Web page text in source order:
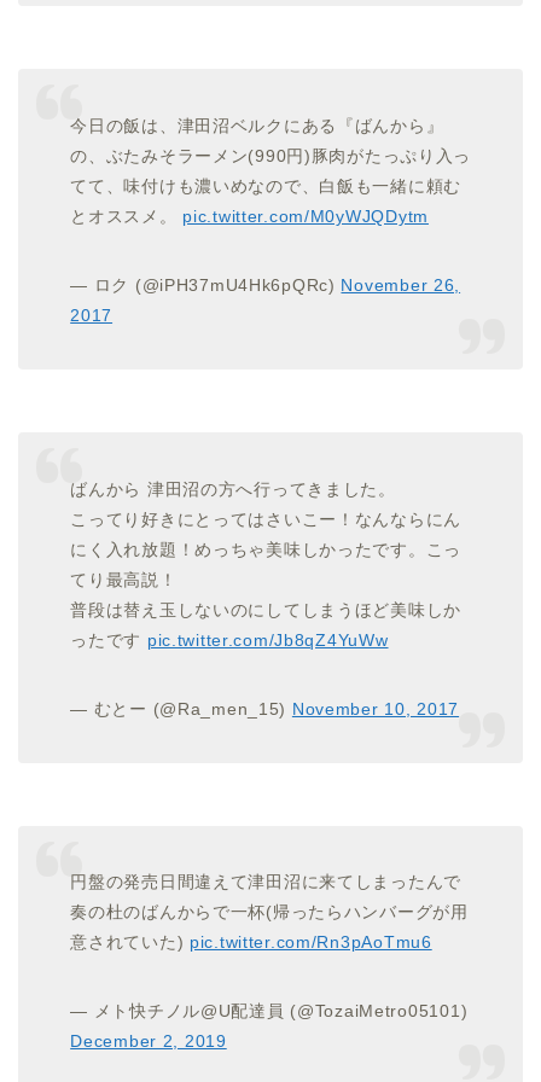
今日の飯は、津田沼ベルクにある『ばんから』
の、ぶたみそラーメン(990円)豚肉がたっぷり入っ
てて、味付けも濃いめなので、白飯も一緒に頼む
とオススメ。 pic.twitter.com/M0yWJQDytm
— ロク (@iPH37mU4Hk6pQRc) November 26,
2017
ばんから 津田沼の方へ行ってきました。
こってり好きにとってはさいこー！なんならにん
にく入れ放題！めっちゃ美味しかったです。こっ
てり最高説！
普段は替え玉しないのにしてしまうほど美味しか
ったです pic.twitter.com/Jb8qZ4YuWw
— むとー (@Ra_men_15) November 10, 2017
円盤の発売日間違えて津田沼に来てしまったんで
奏の杜のばんからで一杯(帰ったらハンバーグが用
意されていた) pic.twitter.com/Rn3pAoTmu6
— メト快チノル@U配達員 (@TozaiMetro05101)
December 2, 2019